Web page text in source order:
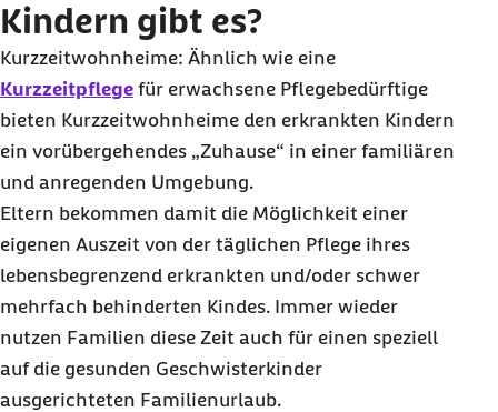
Kindern gibt es?
Kurzzeitwohnheime: Ähnlich wie eine
Kurzzeitpflege für erwachsene Pflegebedürftige
bieten Kurzzeitwohnheime den erkrankten Kindern
ein vorübergehendes „Zuhause“ in einer familiären
und anregenden Umgebung.
Eltern bekommen damit die Möglichkeit einer
eigenen Auszeit von der täglichen Pflege ihres
lebensbegrenzend erkrankten und/oder schwer
mehrfach behinderten Kindes. Immer wieder
nutzen Familien diese Zeit auch für einen speziell
auf die gesunden Geschwisterkinder
ausgerichteten Familienurlaub.